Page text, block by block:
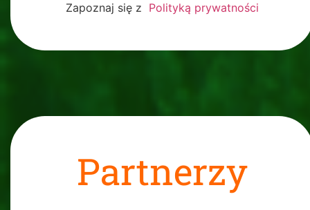
Zapoznaj się z Polityką prywatności
Partnerzy